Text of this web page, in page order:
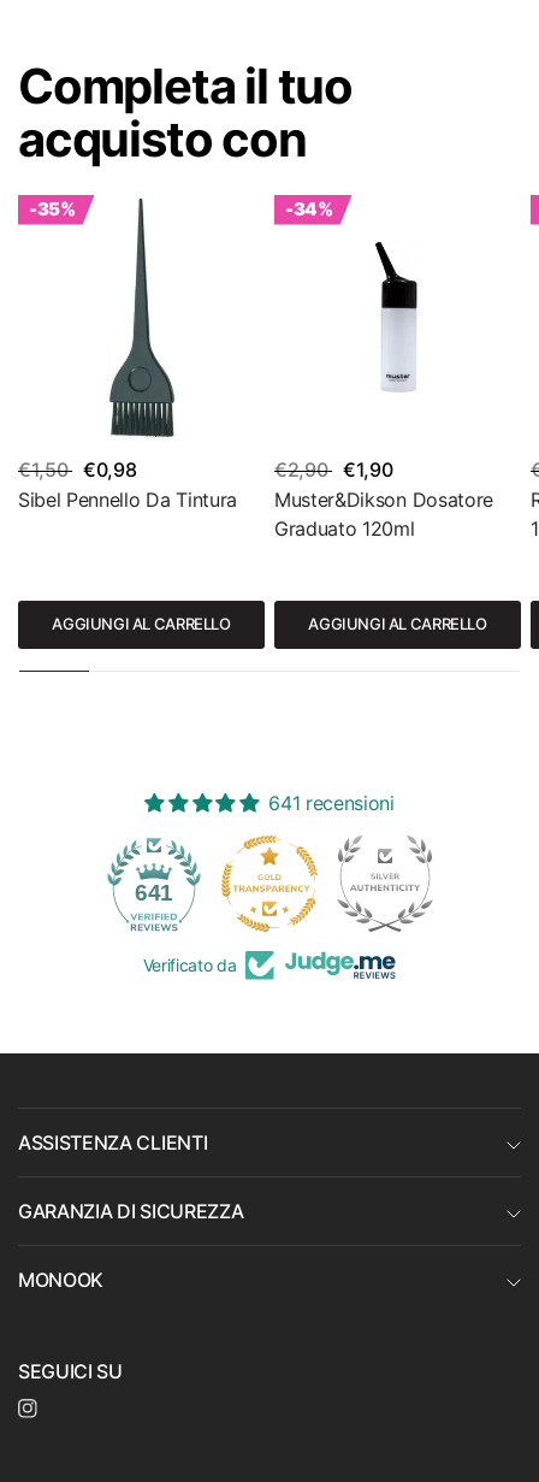
Completa il tuo
acquisto con
-35%
€1,50
€0,98
Sibel Pennello Da Tintura
AGGIUNGI AL CARRELLO
-34%
€2,90
€1,90
Muster&Dikson Dosatore
Graduato 120ml
AGGIUNGI AL CARRELLO
641 recensioni
641
Verificato da
ASSISTENZA CLIENTI
GARANZIA DI SICUREZZA
MONOOK
SEGUICI SU